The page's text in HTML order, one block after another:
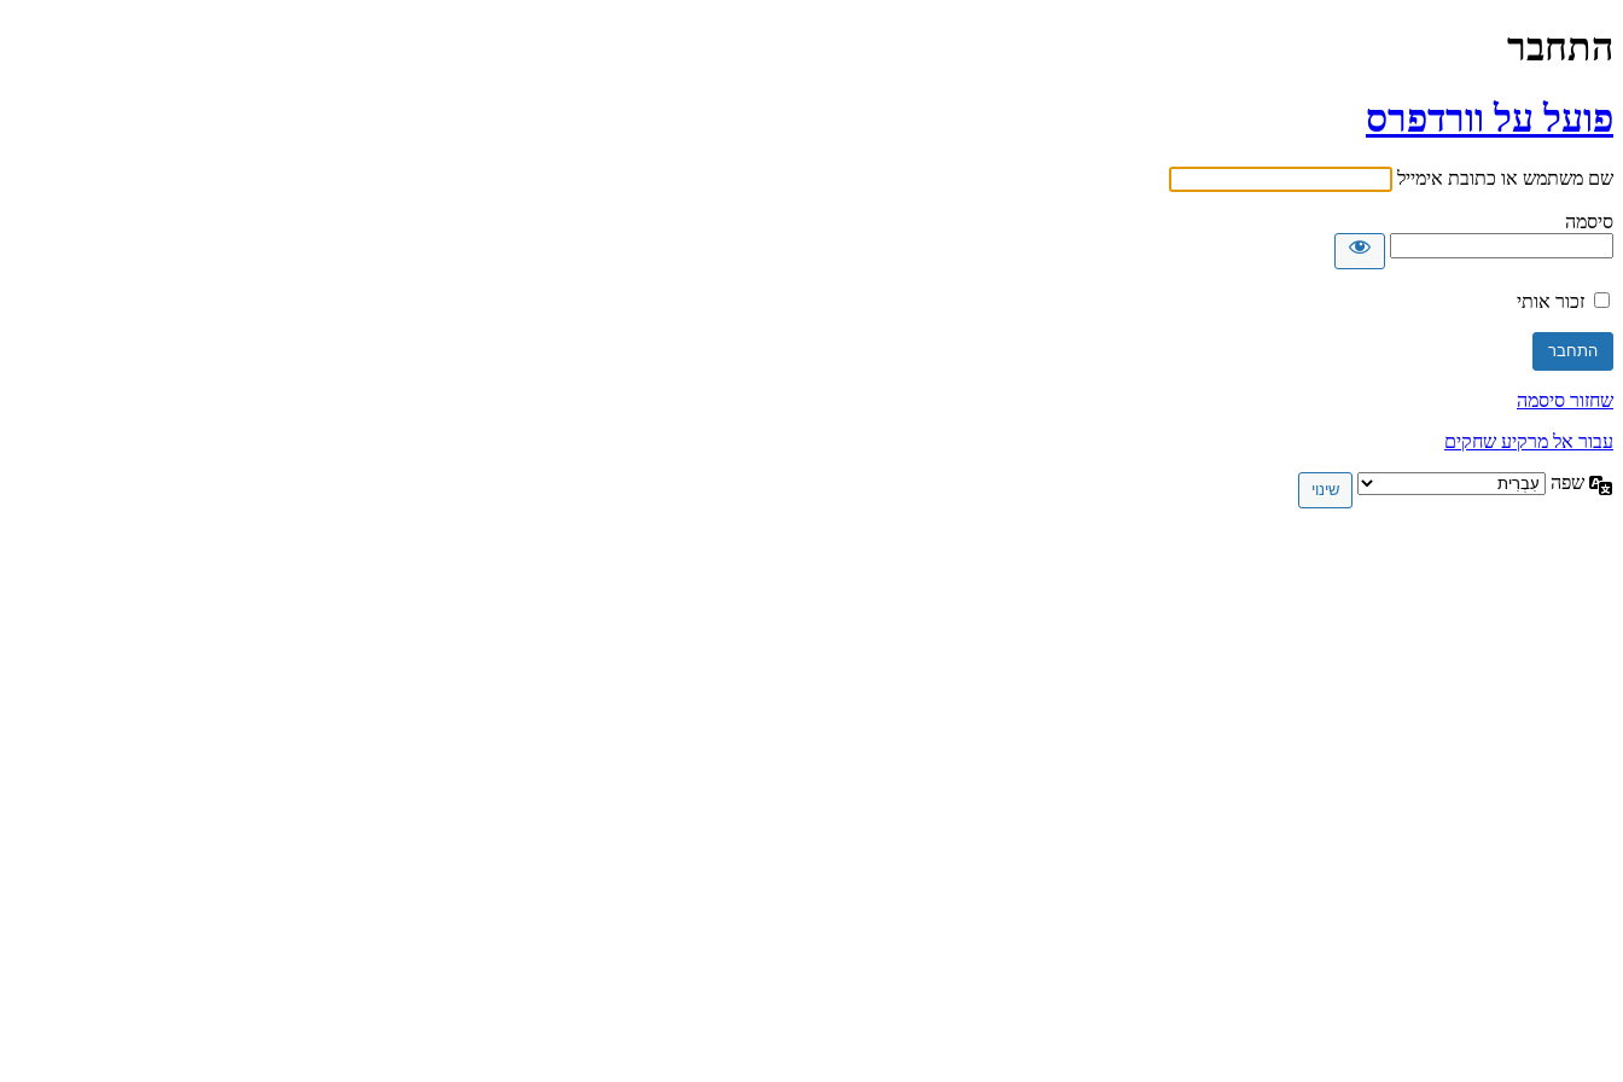
התחבר
פועל על וורדפרס
שם משתמש או כתובת אימייל
סיסמה
זכור אותי
שחזור סיסמה
עבור אל מרקיע שחקים
שפה